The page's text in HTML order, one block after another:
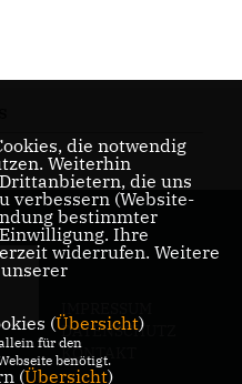
DATENSCHUTZ
KONTAKT
die notwendig
Weiterhin
die uns
verbessern (Website-
bestimmter
Ihre
widerrufen. Weitere
(Übersicht)
für den
benötigt.
(Übersicht)